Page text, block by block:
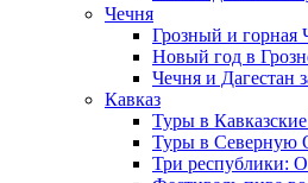
Чечня
Грозный и горная
Новый год в
Чечня и Дагестан
Кавказ
Туры в
Туры в Северную
Три республики: